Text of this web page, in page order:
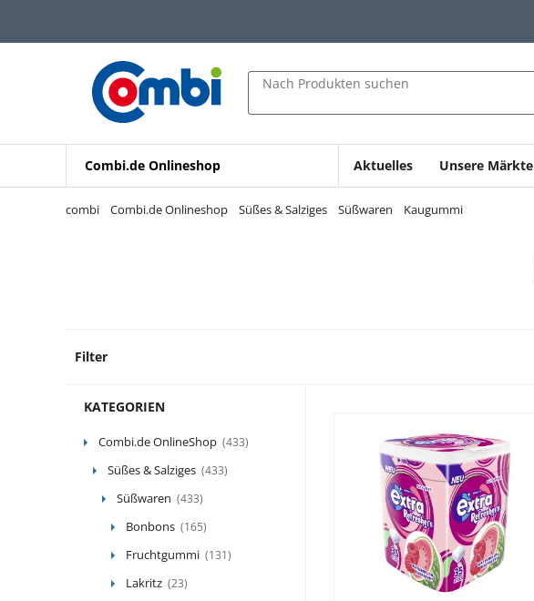
Zur Navigation springen
Zur Suche springen
Nach Produkten suchen
Combi.de Onlineshop Aktuelles Unsere Märkte
combi Combi.de Onlineshop Süßes & Salziges Süßwaren Kaugummi
Filter
KATEGORIEN
Combi.de OnlineShop (433)
Süßes & Salziges (433)
Süßwaren (433)
Bonbons (165)
Fruchtgummi (131)
Lakritz (23)